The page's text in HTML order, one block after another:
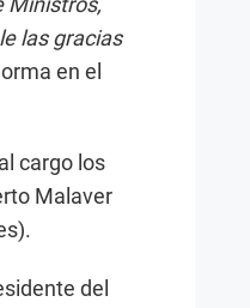
las gracias
en el
cargo los
Malaver
del